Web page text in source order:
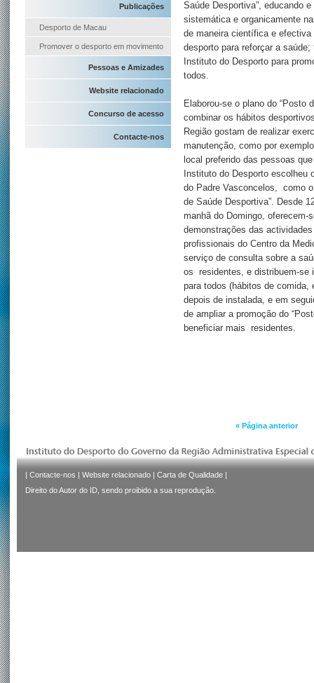
Publicações
Desporto de Macau
Promover o desporto em movimento
Pessoas e Amizades
Website relacionado
Concurso de acesso
Contacte-nos
Saúde Desportiva”, educando
sistemática e organicamente
de maneira científica e
desporto para reforçar a
Instituto do Desporto para
todos.
Elaborou-se o plano do “Posto
combinar os hábitos
Região gostam de realizar
manutenção, como por
local preferido das pessoas
Instituto do Desporto escolheu
do Padre Vasconcelos, como
de Saúde Desportiva”. Desde
manhã do Domingo, oferecem-
demonstrações das
profissionais do Centro da
serviço de consulta sobre a
os residentes, e distribuem-se
para todos (hábitos de comida,
depois de instalada, e em
de ampliar a promoção do
beneficiar mais residentes.
« Página anterior
| Contacte-nos | Website relacionado | Carta de Qualidade |
Direito do Autor do ID, sendo proibido a sua reprodução.